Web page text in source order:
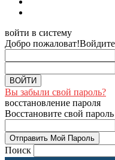
войти в систему
Добро пожаловат!
Вы забыли свой пароль?
восстановление пароля
Восстановите свой пароль
Поиск